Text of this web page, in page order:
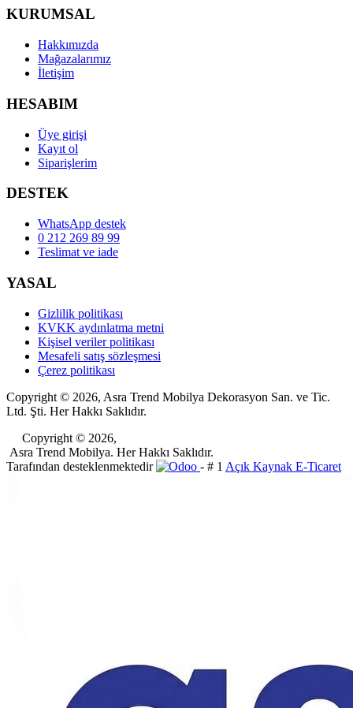
KURUMSAL
Hakkımızda
Mağazalarımız
İletişim
HESABIM
Üye girişi
Kayıt ol
Siparişlerim
DESTEK
WhatsApp destek
0 212 269 89 99
Teslimat ve iade
YASAL
Gizlilik politikası
KVKK aydınlatma metni
Kişisel veriler politikası
Mesafeli satış sözleşmesi
Çerez politikası
Copyright © 2026, Asra Trend Mobilya Dekorasyon San. ve Tic.
Ltd. Şti. Her Hakkı Saklıdır.
​Copyright © 2026,
Asra Trend Mobilya. Her Hakkı Saklıdır.
Tarafından desteklenmektedir
- # 1 Açık Kaynak E-Ticaret